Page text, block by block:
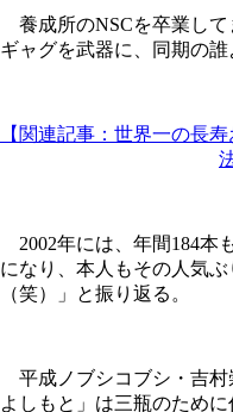
養成所のNSCを卒業して
ギャグを武器に、同期の誰
【関連記事：世界一の長
2002年には、年間184本
になり、本人もその人気
（笑）」と振り返る。
平成ノブシコブシ・吉村
よしもと」は三瓶のため